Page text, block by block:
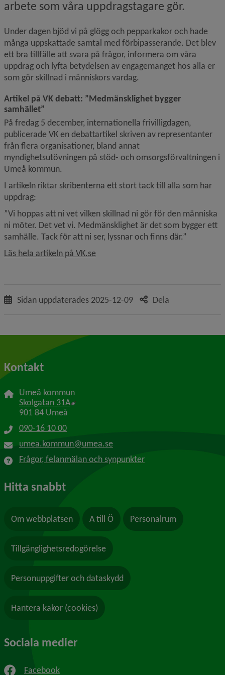
arbete som våra uppdragstagare gör.
Under dagen bjöd vi på glögg och pepparkakor och hade
många uppskattade samtal med förbipasserande. Det blev
ett bra tillfälle att svara på frågor, informera om våra
uppdrag och lyfta betydelsen av engagemanget hos alla er
som gör skillnad i människors vardag.
Artikel på VK debatt: ”Medmänsklighet bygger
samhället”
På fredag 5 december, internationella frivilligdagen,
publicerade VK en debattartikel skriven av representanter
från flera organisationer, bland annat
myndighetsutövningen på stöd- och omsorgsförvaltningen i
Umeå kommun.
I artikeln riktar skribenterna ett stort tack till alla som har
uppdrag:
”Vi hoppas att ni vet vilken skillnad ni gör för den människa
ni möter. Det vet vi. Medmänsklighet är det som bygger ett
samhälle. Tack för att ni ser, lyssnar och finns där.”
Läs hela artikeln på VK.seLänk till annan webbplats.
Sidan uppdaterades 2025-12-09 Dela
Kontakt
Umeå kommun
Skolgatan 31A Länk till annan webbplats, öppnas i nytt
901 84 Umeå
090-16 10 00
umea.kommun@umea.se
Frågor, felanmälan och synpunkter
Hitta snabbt
Om webbplatsen A till Ö Personalrum
Tillgänglighetsredogörelse
Personuppgifter och dataskydd
Hantera kakor (cookies)
Sociala medier
Facebook